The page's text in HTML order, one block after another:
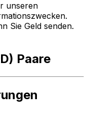
unseren
Sie Geld senden.
Paare